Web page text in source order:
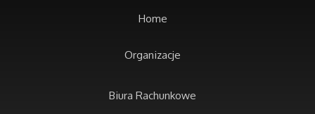
Home
Organizacje
Biura Rachunkowe